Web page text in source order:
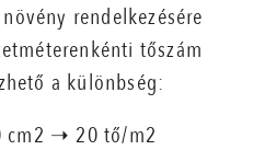
rendelkezésére
tőszám
a különbség:
cm2 ➝ 20 tő/m2